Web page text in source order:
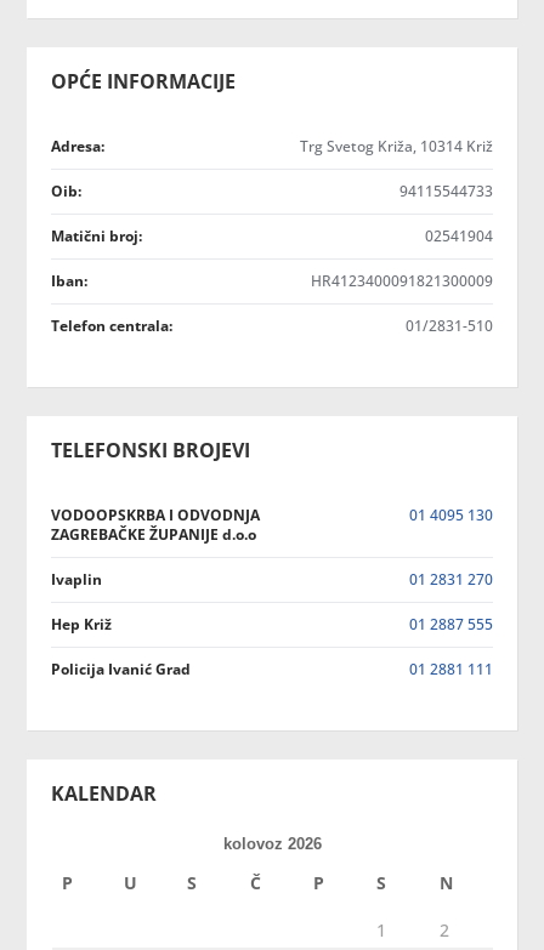
OPĆE INFORMACIJE
Adresa: Trg Svetog Križa, 10314 Križ
Oib: 94115544733
Matični broj: 02541904
Iban: HR4123400091821300009
Telefon centrala: 01/2831-510
TELEFONSKI BROJEVI
VODOOPSKRBA I ODVODNJA
ZAGREBAČKE ŽUPANIJE d.o.o
01 4095 130
Ivaplin 01 2831 270
Hep Križ 01 2887 555
Policija Ivanić Grad 01 2881 111
KALENDAR
kolovoz 2026
P U S Č P S N
1
2